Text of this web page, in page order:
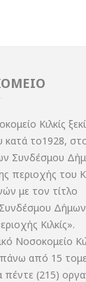
Κιλκίς
κατά το1928,
Συνδέσμου
περιοχής του
με τον τίτλο
Δήμων
Κιλκίς».
Νοσοκομείο
από 15
πέντε (215)